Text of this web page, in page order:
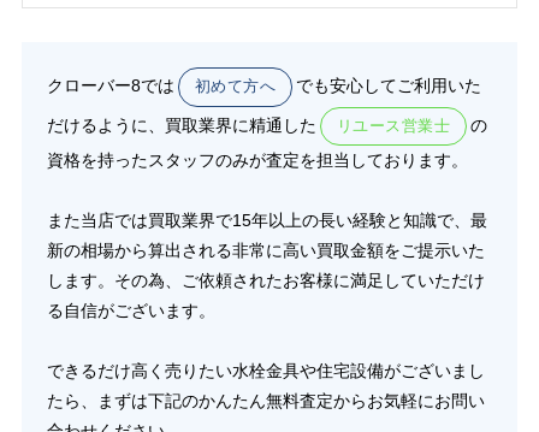
クローバー8では 初めて方へ でも安心してご利用いた
だけるように、買取業界に精通した リユース営業士
の
資格を持ったスタッフのみが査定を担当しております。
また当店では買取業界で15年以上の長い経験と知識で、最
新の相場から算出される非常に高い買取金額をご提示いた
します。その為、ご依頼されたお客様に満足していただけ
る自信がございます。
できるだけ高く売りたい水栓金具や住宅設備がございまし
たら、まずは下記のかんたん無料査定からお気軽にお問い